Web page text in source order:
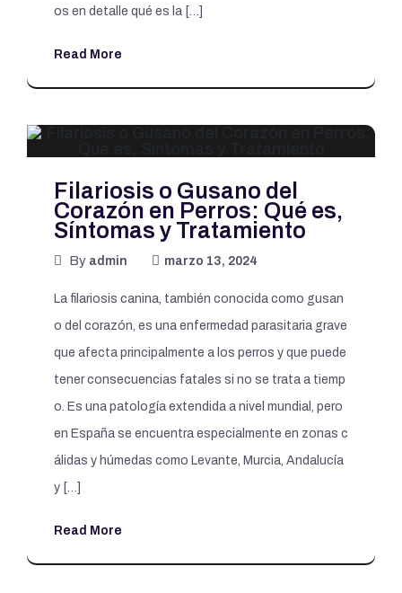
os en detalle qué es la […]
Read More
Filariosis o Gusano del
Corazón en Perros: Qué es,
Síntomas y Tratamiento
By admin marzo 13, 2024
La filariosis canina, también conocida como gusan
o del corazón, es una enfermedad parasitaria grave
que afecta principalmente a los perros y que puede
tener consecuencias fatales si no se trata a tiemp
o. Es una patología extendida a nivel mundial, pero
en España se encuentra especialmente en zonas c
álidas y húmedas como Levante, Murcia, Andalucía
y […]
Read More